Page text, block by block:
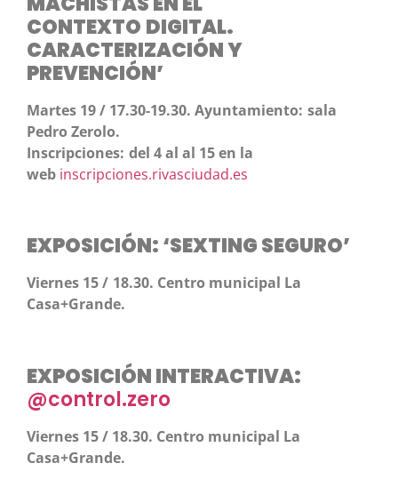
CONTEXTO DIGITAL.
CARACTERIZACIÓN Y
PREVENCIÓN’
Martes 19 / 17.30-19.30. Ayuntamiento: sala
Pedro Zerolo.
Inscripciones: del 4 al al 15 en la
web inscripciones.rivasciudad.es
EXPOSICIÓN: ‘SEXTING SEGURO’
Viernes 15 / 18.30. Centro municipal La
Casa+Grande.
EXPOSICIÓN INTERACTIVA:
@control.zero
Viernes 15 / 18.30. Centro municipal La
Casa+Grande.